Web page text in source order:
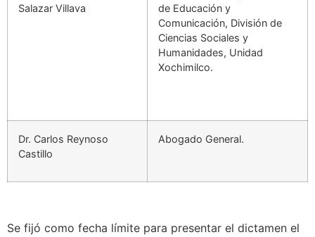
Salazar Villava
de Educación y
Comunicación, División de
Ciencias Sociales y
Humanidades, Unidad
Xochimilco.
Dr. Carlos Reynoso
Castillo
Abogado General.
Se fijó como fecha límite para presentar el dictamen el